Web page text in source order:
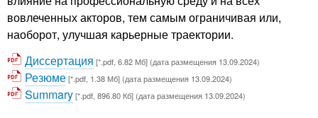
вовлеченных акторов, тем самым ограничивая или,
наоборот, улучшая карьерные траектории.
Диссертация [*.pdf, 6.82 Мб] (дата размещения 13.09.2024)
Резюме[*.pdf, 1.38 Мб] (дата размещения 13.09.2024)
Summary[*.pdf, 896.80 Кб] (дата размещения 13.09.2024)